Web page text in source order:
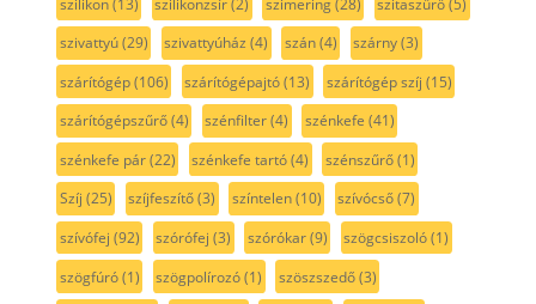
szivattyú(29) szivattyúház (4) szán(4) szárny(3)
szárítógép(106) szárítógépajtó(13) szárítógép szíj (15)
szárítógépszűrő(4) szénfilter(4) szénkefe (41)
szénkefe pár(22) szénkefe tartó(4) szénszűrő(1)
Szíj (25) szíjfeszítő(3) színtelen(10) szívócső(7)
szívófej (92) szórófej (3) szórókar(9) szögcsiszoló(1)
szögfúró(1) szögpolírozó(1) szöszszedő(3)